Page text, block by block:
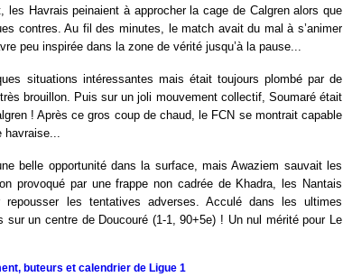
les Havrais peinaient à approcher la cage de Calgren alors que
contres. Au fil des minutes, le match avait du mal à s’animer
peu inspirée dans la zone de vérité jusqu’à la pause...
situations intéressantes mais était toujours plombé par de
brouillon. Puis sur un joli mouvement collectif, Soumaré était
! Après ce gros coup de chaud, le FCN se montrait capable
havraise...
belle opportunité dans la surface, mais Awaziem sauvait les
provoqué par une frappe non cadrée de Khadra, les Nantais
les tentatives adverses. Acculé dans les ultimes
un centre de Doucouré (1-1, 90+5e) ! Un nul mérité pour Le
buteurs et calendrier de Ligue 1